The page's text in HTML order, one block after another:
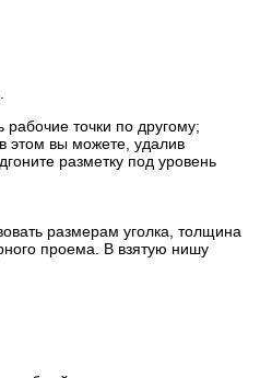
рабочие точки по другому;
этом вы можете, удалив
разметку под уровень
размерам уголка, толщина
проема. В взятую нишу